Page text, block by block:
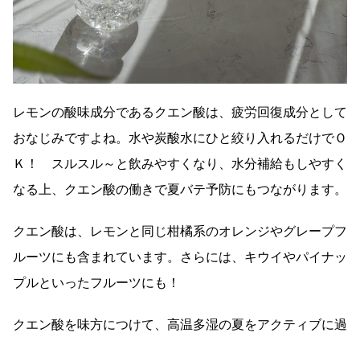
レモンの酸味成分であるクエン酸は、疲労回復成分として
おなじみですよね。水や炭酸水にひと絞り入れるだけでＯ
Ｋ！ スルスル～と飲みやすくなり、水分補給もしやすく
なる上、クエン酸の働きで夏バテ予防にもつながります。
クエン酸は、レモンと同じ柑橘系のオレンジやグレープフ
ルーツにも含まれています。さらには、キウイやパイナッ
プルといったフルーツにも！
クエン酸を味方につけて、高温多湿の夏をアクティブに過